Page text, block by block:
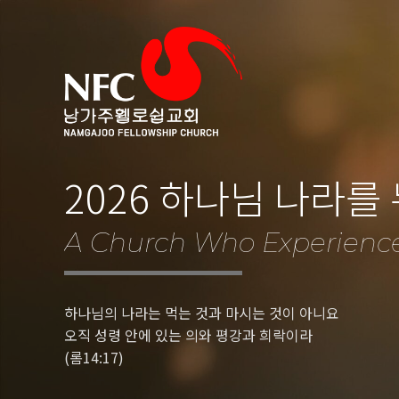
2026 하나님 나라를
A Church Who
하나님의 나라는 먹는 것과 마시는 것이 아니요
오직 성령 안에 있는 의와 평강과 희락이라
(롬14:17)